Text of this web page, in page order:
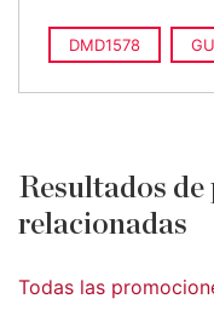
DMD1578
Resultados de
relacionadas
Todas las